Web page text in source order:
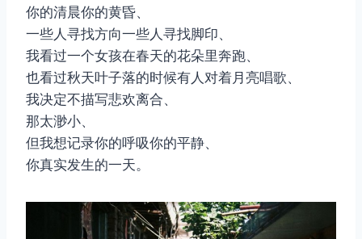
你的清晨你的黄昏、
一些人寻找方向一些人寻找脚印、
我看过一个女孩在春天的花朵里奔跑、
也看过秋天叶子落的时候有人对着月亮唱歌、
我决定不描写悲欢离合、
那太渺小、
但我想记录你的呼吸你的平静、
你真实发生的一天。